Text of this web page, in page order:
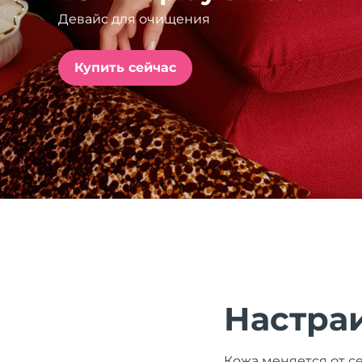
Девайс для очищения
Купить сейчас
issa™ Teeth Whitening Set
FAQ™ Dual LED Panel
ПОДАРКИ И НАБОРЫ